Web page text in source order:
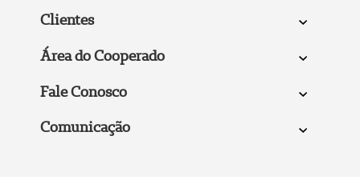
Clientes
Área do Cooperado
Fale Conosco
Comunicação